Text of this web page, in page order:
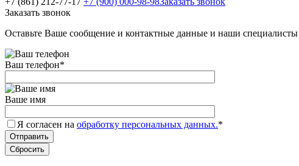
Заказать звонок
Оставьте Ваше сообщение и контактные данные и наши
Ваш телефон*
Ваше имя
Я согласен на обработку персональных данных.*